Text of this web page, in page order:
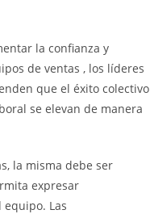
la confianza y
de ventas , los líderes
que el éxito colectivo
se elevan de manera
la misma debe ser
expresar
Las